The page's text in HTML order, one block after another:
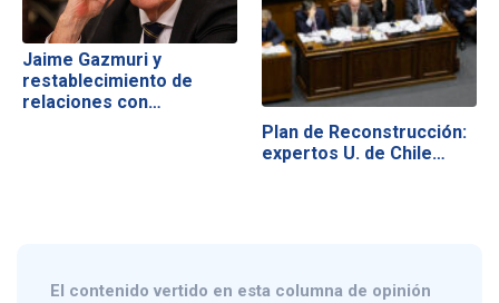
Jaime Gazmuri y
restablecimiento de
relaciones con…
Plan de Reconstrucción:
expertos U. de Chile…
El contenido vertido en esta columna de opinión